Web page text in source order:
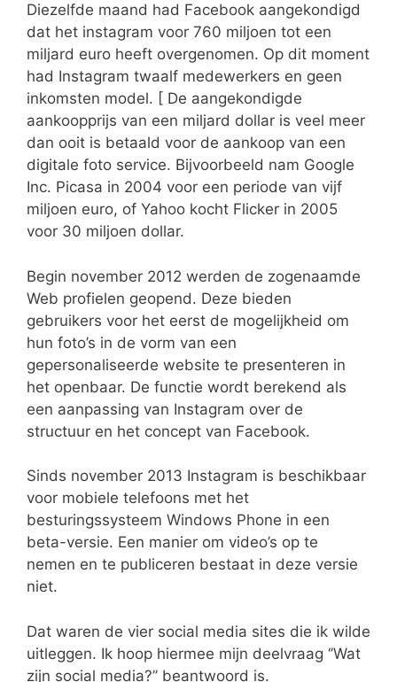
Diezelfde maand had Facebook aangekondigd
dat het instagram voor 760 miljoen tot een
miljard euro heeft overgenomen. Op dit moment
had Instagram twaalf medewerkers en geen
inkomsten model. [ De aangekondigde
aankoopprijs van een miljard dollar is veel meer
dan ooit is betaald voor de aankoop van een
digitale foto service. Bijvoorbeeld nam Google
Inc. Picasa in 2004 voor een periode van vijf
miljoen euro, of Yahoo kocht Flicker in 2005
voor 30 miljoen dollar.
Begin november 2012 werden de zogenaamde
Web profielen geopend. Deze bieden
gebruikers voor het eerst de mogelijkheid om
hun foto’s in de vorm van een
gepersonaliseerde website te presenteren in
het openbaar. De functie wordt berekend als
een aanpassing van Instagram over de
structuur en het concept van Facebook.
Sinds november 2013 Instagram is beschikbaar
voor mobiele telefoons met het
besturingssysteem Windows Phone in een
beta-versie. Een manier om video’s op te
nemen en te publiceren bestaat in deze versie
niet.
Dat waren de vier social media sites die ik wilde
uitleggen. Ik hoop hiermee mijn deelvraag ‘’Wat
zijn social media?’’ beantwoord is.